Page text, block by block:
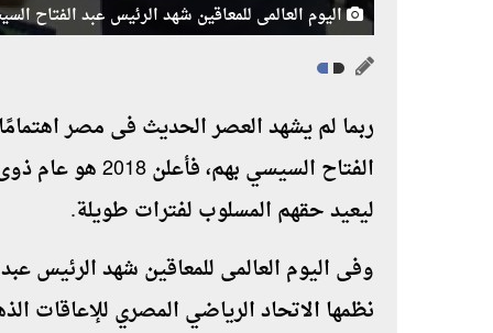
اليوم العالمى للمعاقين شهد الرئيس عبد الفتاح
ربما لم يشهد العصر الحديث فى مصر
الفتاح السيسي
ليعيد حقهم المسلوب لفترات طويلة.
وفى اليوم العالمى للمعاقين شهد الرئيس
نظمها الاتحاد الرياضي المصري للإعاقات